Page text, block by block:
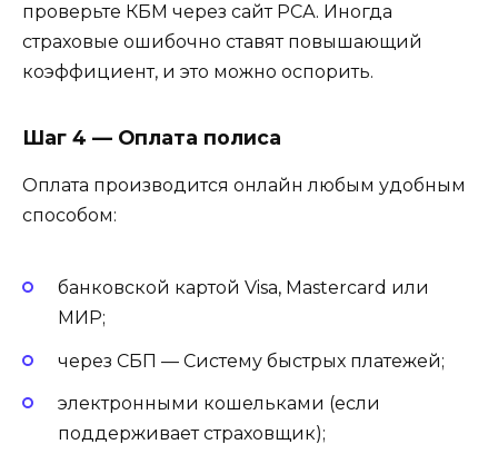
проверьте КБМ через сайт РСА. Иногда
страховые ошибочно ставят повышающий
коэффициент, и это можно оспорить.
Шаг 4 — Оплата полиса
Оплата производится онлайн любым удобным
способом:
банковской картой Visa, Mastercard или
МИР;
через СБП — Систему быстрых платежей;
электронными кошельками (если
поддерживает страховщик);